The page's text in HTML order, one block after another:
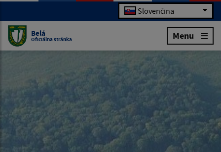
Slovenčina
Belá
Oficiálna stránka Menu